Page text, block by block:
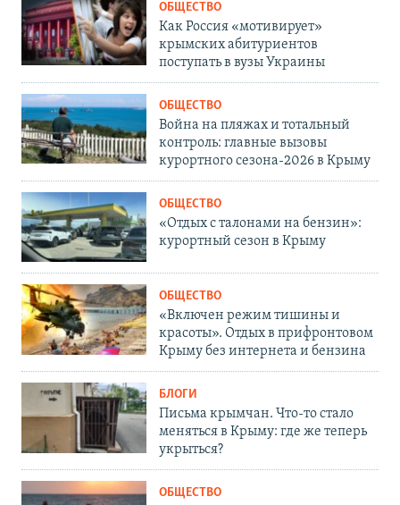
ОБЩЕСТВО
Как Россия «мотивирует»
крымских абитуриентов
поступать в вузы Украины
ОБЩЕСТВО
Война на пляжах и тотальный
контроль: главные вызовы
курортного сезона-2026 в Крыму
ОБЩЕСТВО
«Отдых с талонами на бензин»:
курортный сезон в Крыму
ОБЩЕСТВО
«Включен режим тишины и
красоты». Отдых в прифронтовом
Крыму без интернета и бензина
БЛОГИ
Письма крымчан. Что-то стало
меняться в Крыму: где же теперь
укрыться?
ОБЩЕСТВО